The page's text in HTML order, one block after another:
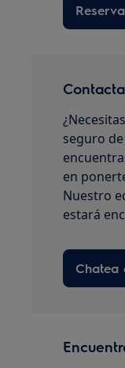
seguro
en
Nuestro
estará
Chatea